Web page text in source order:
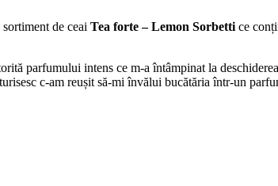
de ceai Tea forte – Lemon Sorbetti ce
parfumului intens ce m-a întâmpinat la
c-am reușit să-mi învălui bucătăria într-un